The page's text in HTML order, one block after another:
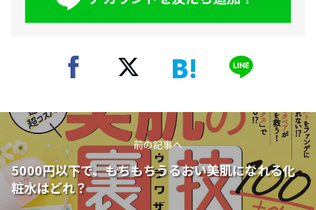
前の記事へ
5000円以下で、もちもちうるおい美肌になれる化
粧水はどれ？